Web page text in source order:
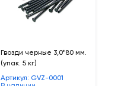
Гвозди черные 3,0*80 мм.
(упак. 5 кг)
Артикул: GVZ-0001